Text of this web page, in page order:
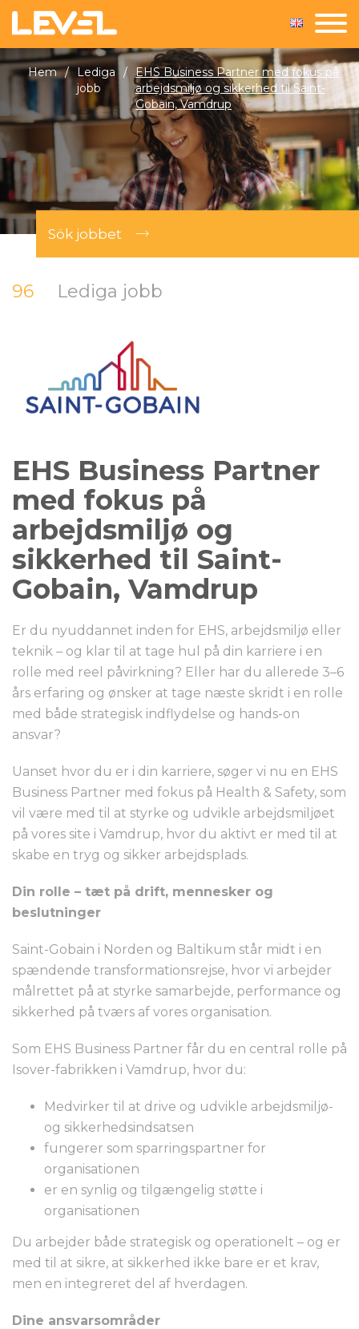
Hem /
Lediga
jobb
/ EHS Business Partner med fokus på
arbejdsmiljø og sikkerhed til Saint-
Gobain, Vamdrup
Sök jobbet
96 Lediga jobb
EHS Business Partner
med fokus på
arbejdsmiljø og
sikkerhed til Saint-
Gobain, Vamdrup
Er du nyuddannet inden for EHS, arbejdsmiljø eller
teknik – og klar til at tage hul på din karriere i en
rolle med reel påvirkning? Eller har du allerede 3–6
års erfaring og ønsker at tage næste skridt i en rolle
med både strategisk indflydelse og hands-on
ansvar?
Uanset hvor du er i din karriere, søger vi nu en EHS
Business Partner med fokus på Health & Safety, som
vil være med til at styrke og udvikle arbejdsmiljøet
på vores site i Vamdrup, hvor du aktivt er med til at
skabe en tryg og sikker arbejdsplads.
Din rolle – tæt på drift, mennesker og
beslutninger
Saint-Gobain i Norden og Baltikum står midt i en
spændende transformationsrejse, hvor vi arbejder
målrettet på at styrke samarbejde, performance og
sikkerhed på tværs af vores organisation.
Som EHS Business Partner får du en central rolle på
Isover-fabrikken i Vamdrup, hvor du:
Medvirker til at drive og udvikle arbejdsmiljø-
og sikkerhedsindsatsen
fungerer som sparringspartner for
organisationen
er en synlig og tilgængelig støtte i
organisationen
Du arbejder både strategisk og operationelt – og er
med til at sikre, at sikkerhed ikke bare er et krav,
men en integreret del af hverdagen.
Dine ansvarsområder